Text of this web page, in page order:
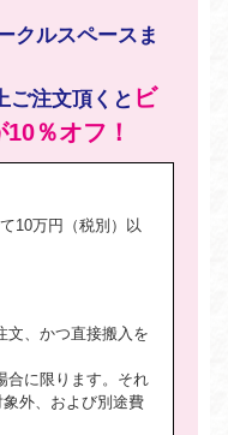
クルスペースま
ご注文頂くと ビ
％オフ！
10万円（税別）以
文、かつ直接搬入を
合に限ります。それ
外、および別途費